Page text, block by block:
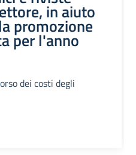
in aiuto
promozione
per l'anno
dei costi degli